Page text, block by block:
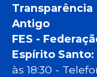
Transparência
Antigo
FES -
Espírito Santo:
às 18:30 -